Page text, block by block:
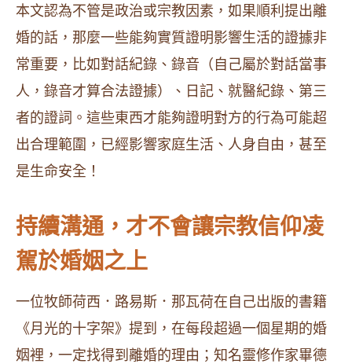
本文認為不管是政治或宗教因素，如果順利提出離
婚的話，那麼一些能夠實質證明影響生活的證據非
常重要，比如對話紀錄、錄音（自己屬於對話當事
人，錄音才算合法證據）、日記、就醫紀錄、第三
者的證詞。這些東西才能夠證明對方的行為可能超
出合理範圍，已經影響家庭生活、人身自由，甚至
是生命安全！
持續溝通，才不會讓宗教信仰凌
駕於婚姻之上
一位牧師荷西．路易斯．那瓦荷在自己出版的書籍
《月光的十字架》提到，在每段超過一個星期的婚
姻裡，一定找得到離婚的理由；知名靈修作家畢德